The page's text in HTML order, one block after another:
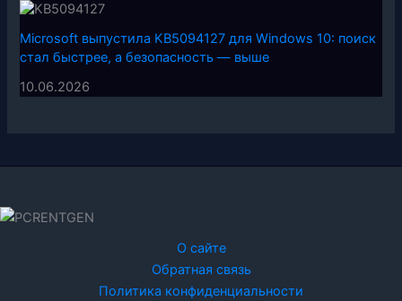
Microsoft выпустила KB5094127 для Windows 10: поиск
стал быстрее, а безопасность — выше
10.06.2026
О сайте
Обратная связь
Политика конфиденциальности